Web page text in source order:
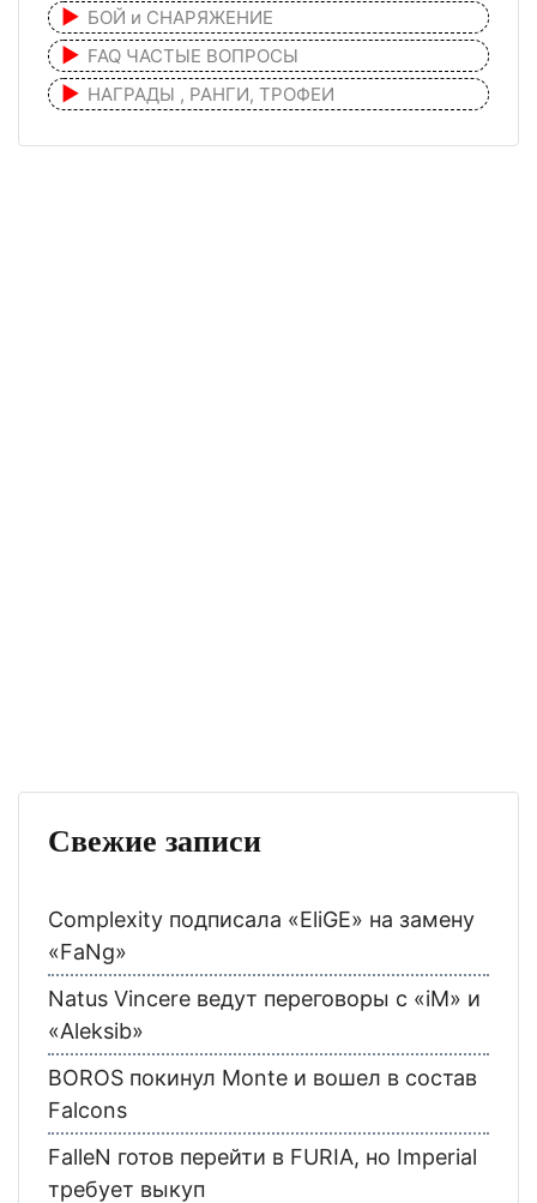
БОЙ и СНАРЯЖЕНИЕ
FAQ ЧАСТЫЕ ВОПРОСЫ
НАГРАДЫ , РАНГИ, ТРОФЕИ
Свежие записи
Complexity подписала «EliGE» на замену
«FaNg»
Natus Vincere ведут переговоры с «iM» и
«Aleksib»
BOROS покинул Monte и вошел в состав
Falcons
FalleN готов перейти в FURIA, но Imperial
требует выкуп